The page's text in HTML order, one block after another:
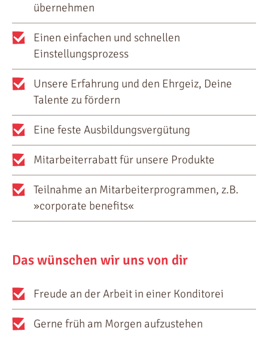
übernehmen
Einen einfachen und schnellen
Einstellungsprozess
Unsere Erfahrung und den Ehrgeiz, Deine
Talente zu fördern
Eine feste Ausbildungsvergütung
Mitarbeiterrabatt für unsere Produkte
Teilnahme an Mitarbeiterprogrammen, z.B.
»corporate benefits«
Das wünschen wir uns von dir
Freude an der Arbeit in einer Konditorei
Gerne früh am Morgen aufzustehen